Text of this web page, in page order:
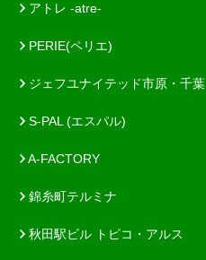
アトレ -atre-
PERIE(ペリエ)
ジェフユナイテッド市原・千葉
S-PAL (エスパル)
A-FACTORY
錦糸町テルミナ
秋田駅ビル トピコ・アルス